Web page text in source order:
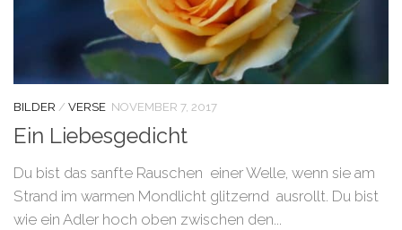
BILDER / VERSE NOVEMBER 7, 2017
Ein Liebesgedicht
Du bist das sanfte Rauschen einer Welle, wenn sie am
Strand im warmen Mondlicht glitzernd ausrollt. Du bist
wie ein Adler hoch oben zwischen den...